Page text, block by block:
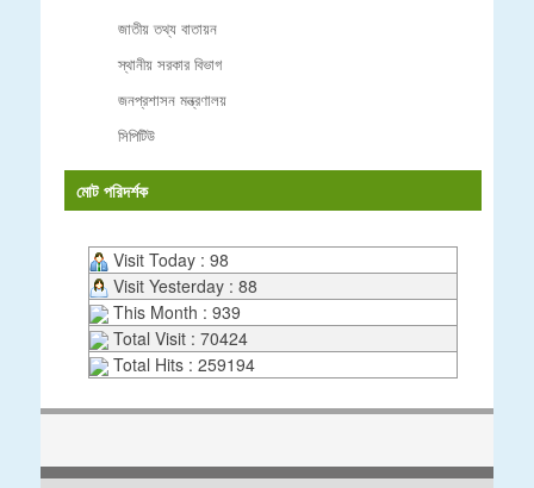
জাতীয় তথ্য বাতায়ন
স্থানীয় সরকার বিভাগ
জনপ্রশাসন মন্ত্রণালয়
সিপিটিউ
মোট পরিদর্শক
Visit Today : 98
Visit Yesterday : 88
This Month : 939
Total Visit : 70424
Total Hits : 259194